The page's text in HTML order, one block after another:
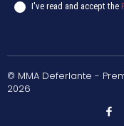
I've read and accept the
© MMA Deferlante -
2026